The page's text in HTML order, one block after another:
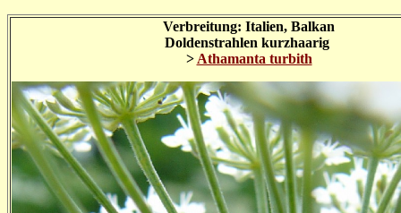
Verbreitung: Italien, Balkan
Doldenstrahlen kurzhaarig
> Athamanta turbith